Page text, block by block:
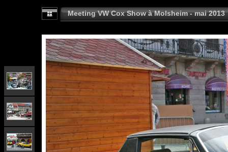
Meeting VW Cox Show à Molsheim - mai 2013